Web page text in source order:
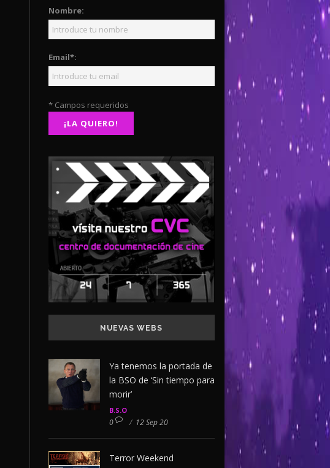
Nombre:
Email*:
* Campos requeridos
NUEVAS WEBS
Ya tenemos la portada de
la BSO de ‘Sin tiempo para
morir’
B.S.O
0 / 12 Sep 20
Terror Weekend